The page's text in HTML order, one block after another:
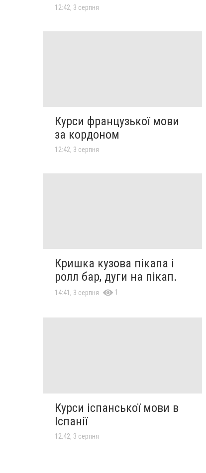
12:42, 3 серпня
Курси французької мови
за кордоном
12:42, 3 серпня
Кришка кузова пікапа і
ролл бар, дуги на пікап.
14:41, 3 серпня 1
Курси іспанської мови в
Іспанії
12:42, 3 серпня